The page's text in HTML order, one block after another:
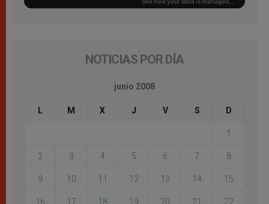
NOTICIAS POR DÍA
junio 2008
L M X J V S D
1
2 3 4 5 6 7 8
9 10 11 12 13 14 15
16 17 18 19 20 21 22